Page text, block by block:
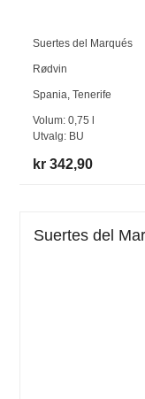
Suertes del Marqués
Rødvin
Spania,Tenerife
Volum:0,75
Utvalg: BU
kr 342,90
Suertes del